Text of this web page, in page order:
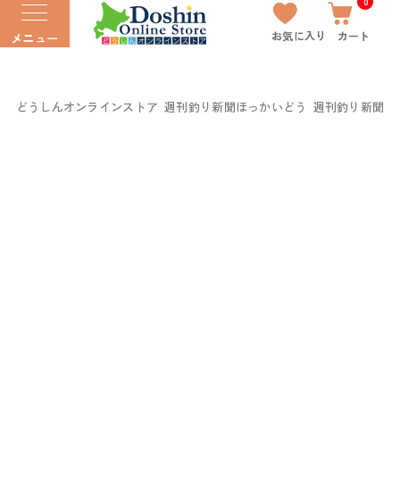
メニュー お気に入り カート
どうしんオンラインストア 週刊釣り新聞ほっかいどう 週刊釣り新聞ほ